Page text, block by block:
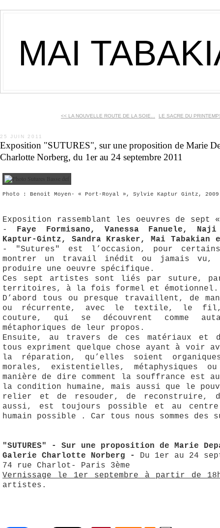
MAI
<< LA NOUVELLE ROUTE DE LA SOIE... LE SACRE DU
25 JUIN 2011
Exposition "SUTURES", sur une proposition de Marie
Charlotte Norberg, du 1er au 24 septembre 2011
Photo : Benoit Moyen- « Port-Royal », Sylvie Kaptur Gintz,
Exposition rassemblant les oeuvres de
- Faye Formisano, Vanessa Fanuele,
Kaptur-Gintz, Sandra Krasker, Mai
- "Sutures" est l’occasion, pour
montrer un travail inédit ou jamais vu,
produire une oeuvre spécifique.
Ces sept artistes sont liés par suture, par
territoires, à la fois formel et émotionnel.
D’abord tous ou presque travaillent, de
ou récurrente, avec le textile, le
couture, qui se découvrent comme
métaphoriques de leur propos.
Ensuite, au travers de ces matériaux et
tous expriment quelque chose ayant à voir
la réparation, qu’elles soient
morales, existentielles, métaphysiques
manière de dire comment la souffrance est
la condition humaine, mais aussi que le
relier et de resouder, de reconstruire,
aussi, est toujours possible et au centre
humain possible . Car tous nous sommes des
"SUTURES" - Sur une proposition de Marie
Galerie Charlotte Norberg -
Du 1er au 24
74 rue Charlot- Paris 3ème
Vernissage le 1er septembre à partir de
artistes.